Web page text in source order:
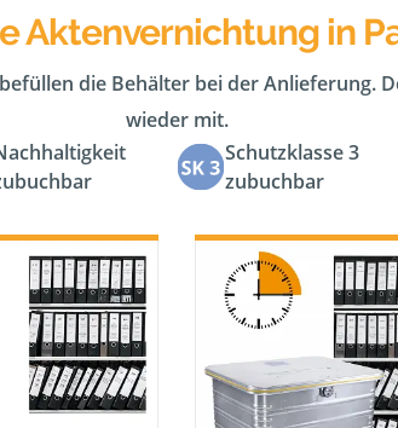
Aktenvernichtung in
die Behälter bei der Anlieferung.
wieder mit.
Schutzklasse 3
zubuchbar